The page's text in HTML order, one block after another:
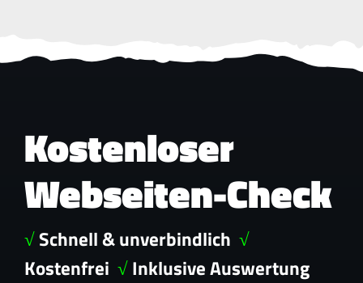
Kostenloser
Webseiten-Check
√Schnell & unverbindlich √
Kostenfrei √Inklusive Auswertung